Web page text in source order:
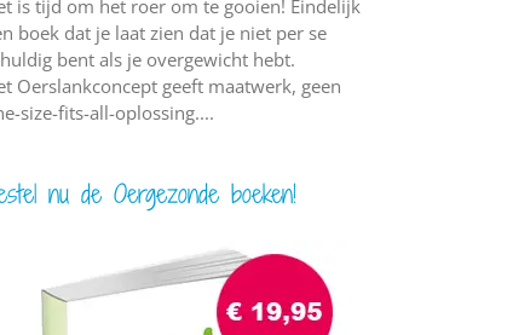
is tijd om het roer om te gooien! Eindelijk
boek dat je laat zien dat je niet per se
bent als je overgewicht hebt.
Oerslankconcept geeft maatwerk, geen
size-fits-all-oplossing....
nu de Oergezonde boeken!